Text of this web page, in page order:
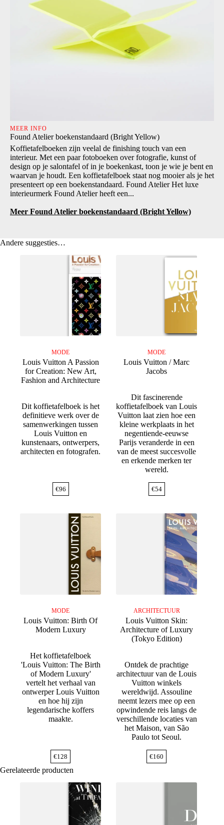
MEER INFO
Found Atelier boekenstandaard (Bright Yellow)
Koffietafelboeken zijn veelal de finishing touch van een
interieur. Met een paar fotoboeken over fotografie, kunst of
design op je salontafel of in je boekenkast, toon je wie je bent en
waarvan je houdt. Een koffietafelboek staat nog mooier als je het
presenteert op een boekenstandaard. Found Atelier Het luxe
interieurmerk Found Atelier heeft een...
Meer Found Atelier boekenstandaard (Bright Yellow)
Andere suggesties…
MODE
Louis Vuitton A Passion
for Creation: New Art,
Fashion and Architecture
Dit koffietafelboek is het
definitieve werk over de
samenwerkingen tussen
Louis Vuitton en
kunstenaars, ontwerpers,
architecten en fotografen.
€96
MODE
Louis Vuitton / Marc
Jacobs
Dit fascinerende
koffietafelboek van Louis
Vuitton laat zien hoe een
kleine werkplaats in het
negentiende-eeuwse
Parijs veranderde in een
van de meest succesvolle
en erkende merken ter
wereld.
€54
MODE
Louis Vuitton: Birth Of
Modern Luxury
Het koffietafelboek
'Louis Vuitton: The Birth
of Modern Luxury'
vertelt het verhaal van
ontwerper Louis Vuitton
en hoe hij zijn
legendarische koffers
maakte.
€128
ARCHITECTUUR
Louis Vuitton Skin:
Architecture of Luxury
(Tokyo Edition)
Ontdek de prachtige
architectuur van de Louis
Vuitton winkels
wereldwijd. Assouline
neemt lezers mee op een
opwindende reis langs de
verschillende locaties van
het Maison, van São
Paulo tot Seoul.
€160
Gerelateerde producten